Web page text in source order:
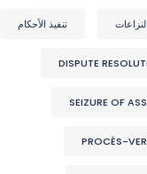
تنفيذ الأحكام
DISPUTE
SEIZURE OF
PROCÈS-